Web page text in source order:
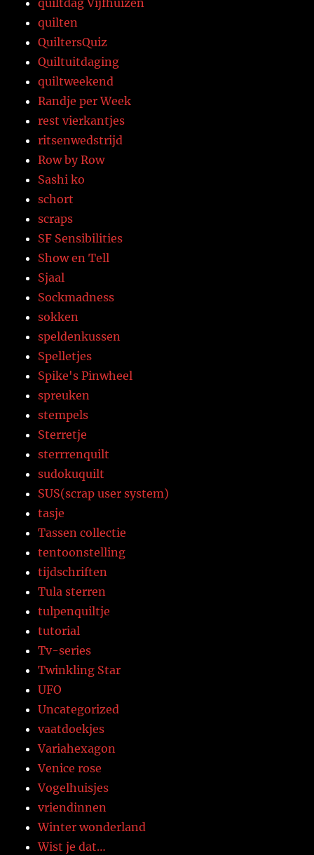
quiltdag Vijfhuizen
quilten
QuiltersQuiz
Quiltuitdaging
quiltweekend
Randje per Week
rest vierkantjes
ritsenwedstrijd
Row by Row
Sashi ko
schort
scraps
SF Sensibilities
Show en Tell
Sjaal
Sockmadness
sokken
speldenkussen
Spelletjes
Spike's Pinwheel
spreuken
stempels
Sterretje
sterrrenquilt
sudokuquilt
SUS(scrap user system)
tasje
Tassen collectie
tentoonstelling
tijdschriften
Tula sterren
tulpenquiltje
tutorial
Tv-series
Twinkling Star
UFO
Uncategorized
vaatdoekjes
Variahexagon
Venice rose
Vogelhuisjes
vriendinnen
Winter wonderland
Wist je dat…